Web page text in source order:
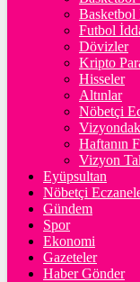
%2,39
BİTCOİN
ETHEREUM
TETHER
Basketbol
Futbol
Dövizler
Kripto
Hisseler
Altınlar
Nöbetçi
Haftanın
Vizyon
Eyüpsultan
Nöbetçi
Gündem
Spor
Ekonomi
Gazeteler
Haber Gönder
20:37 / CHP